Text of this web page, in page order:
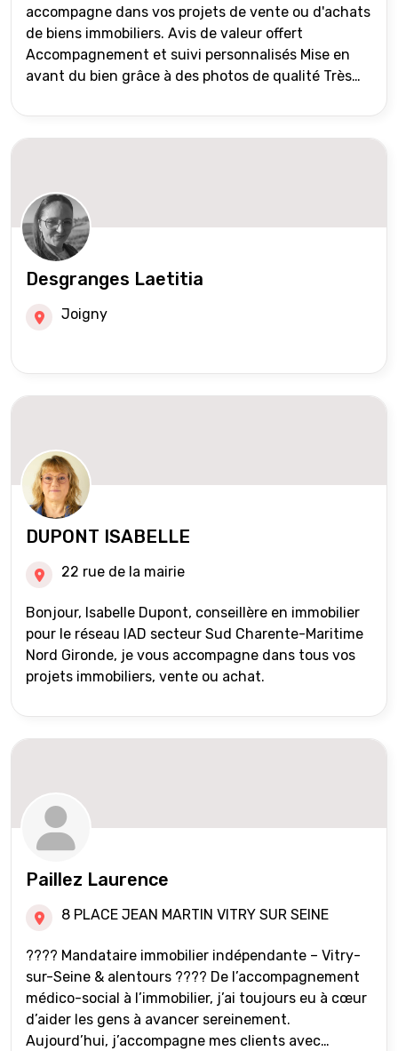
accompagne dans vos projets de vente ou d'achats
de biens immobiliers. Avis de valeur offert
Accompagnement et suivi personnalisés Mise en
avant du bien grâce à des photos de qualité Très
international) Validation du financement des
acquéreurs auprès de partenaires financiers
réseau Iad France et Iad Deutschland Inter agence
Desgranges Laetitia
Joigny
DUPONT ISABELLE
22 rue de la mairie
Bonjour, Isabelle Dupont, conseillère en immobilier
pour le réseau IAD secteur Sud Charente-Maritime
Nord Gironde, je vous accompagne dans tous vos
projets immobiliers, vente ou achat.
Paillez Laurence
8 PLACE JEAN MARTIN VITRY SUR SEINE
???? Mandataire immobilier indépendante – Vitry-
sur-Seine & alentours ???? De l’accompagnement
médico-social à l’immobilier, j’ai toujours eu à cœur
d’aider les gens à avancer sereinement.
Aujourd’hui, j’accompagne mes clients avec